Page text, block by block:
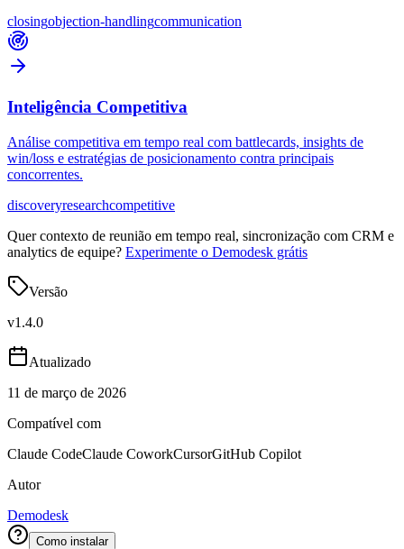
closingobjection-handlingcommunication
Inteligência Competitiva
Análise competitiva em tempo real com battlecards, insights de
win/loss e estratégias de posicionamento contra principais
concorrentes.
discoveryresearchcompetitive
Quer contexto de reunião em tempo real, sincronização com CRM e
analytics de equipe? Experimente o Demodesk grátis
Versão
v1.4.0
Atualizado
11 de março de 2026
Compatível com
Claude CodeClaude CoworkCursorGitHub Copilot
Autor
Demodesk
Como instalar